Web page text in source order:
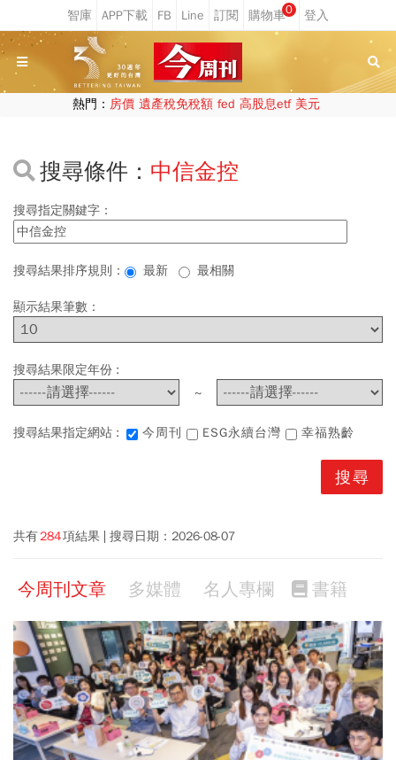
0
熱門： 房價 遺產稅免稅額 fed 高股息etf 美元
搜尋條件： 中信金控
搜尋指定關鍵字：
搜尋結果排序規則： 最新 最相關
顯示結果筆數：
搜尋結果限定年份 :
~
搜尋結果指定網站 : 今周刊 ESG永續台灣 幸福熟齡
共有284項結果 搜尋日期： 2026-08-07
今周刊文章 多媒體 名人專欄 書籍